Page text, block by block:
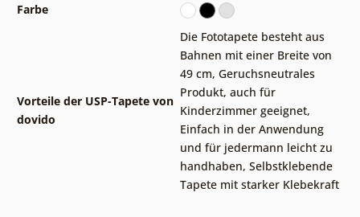
Farbe
Vorteile der USP-Tapete von
dovido
Die Fototapete besteht aus
Bahnen mit einer Breite von
49 cm, Geruchsneutrales
Produkt, auch für
Kinderzimmer geeignet,
Einfach in der Anwendung
und für jedermann leicht zu
handhaben, Selbstklebende
Tapete mit starker Klebekraft